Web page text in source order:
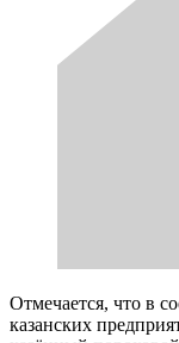
Отмечается, что в
казанских